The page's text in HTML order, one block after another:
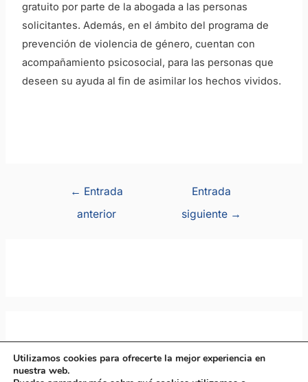
gratuito por parte de la abogada a las personas
solicitantes. Además, en el ámbito del programa de
prevención de violencia de género, cuentan con
acompañamiento psicosocial, para las personas que
deseen su ayuda al fin de asimilar los hechos vividos.
← Entrada
anterior
Entrada
siguiente →
Utilizamos cookies para ofrecerte la mejor experiencia en
nuestra web.